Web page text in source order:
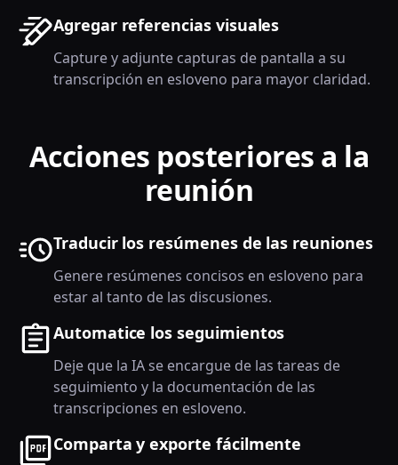
Agregar referencias visuales
Capture y adjunte capturas de pantalla a su
transcripción en esloveno para mayor claridad.
Acciones posteriores a la
reunión
Traducir los resúmenes de las reuniones
Genere resúmenes concisos en esloveno para
estar al tanto de las discusiones.
Automatice los seguimientos
Deje que la IA se encargue de las tareas de
seguimiento y la documentación de las
transcripciones en esloveno.
Comparta y exporte fácilmente